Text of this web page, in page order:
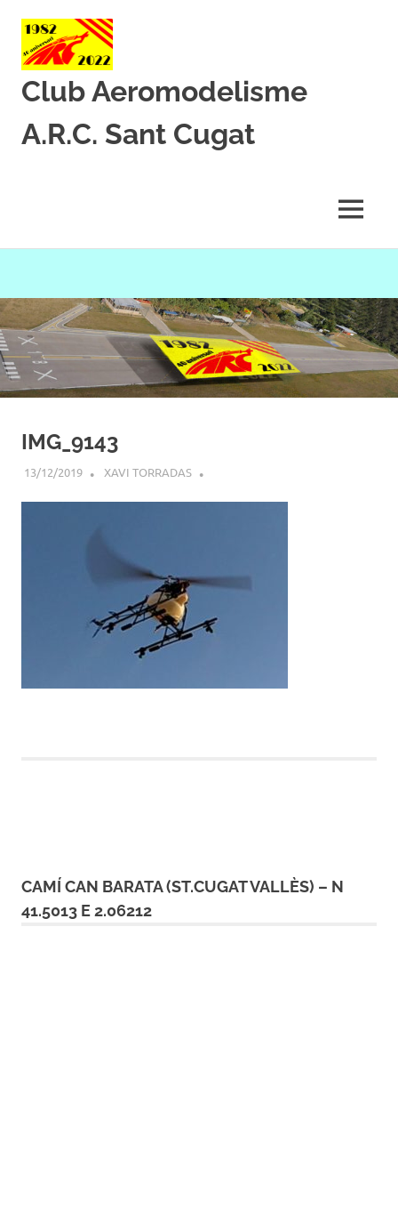
Skip
to
content
Club Aeromodelisme
A.R.C. Sant Cugat
MENU
IMG_9143
13/12/2019 XAVI TORRADAS
CAMÍ CAN BARATA (ST.CUGAT VALLÈS) – N
41.5013 E 2.06212